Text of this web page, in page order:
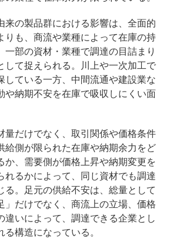
来の製品群における影響は、全面的
りも、商流や業種によって在庫の持
一部の資材・業種で調達の目詰まり
して捉えられる。川上や一次加工で
している一方、中間流通や建設業な
や納期不安を在庫で吸収しにくい面
量だけでなく、取引関係や価格条件
給側が限られた在庫や納期余力をど
か、需要側が価格上昇や納期変更を
れるかによって、同じ資材でも調達
る。足元の供給不安は、総量として
」だけでなく、商流上の立場、価格
違いによって、調達できる企業とし
構造になっている。